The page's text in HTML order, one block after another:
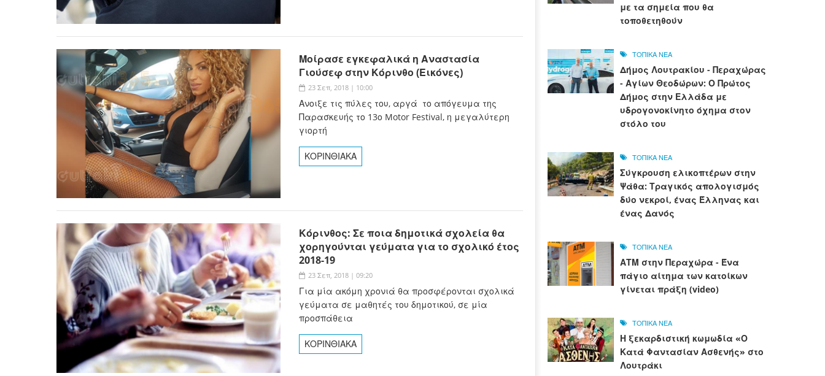
Μοίρασε εγκεφαλικά η Αναστασία
Γιούσεφ στην Κόρινθο (Εικόνες)
23 Σεπ, 2018 | 10:00
Ανοιξε τις πύλες του, αργά το απόγευμα της
Παρασκευής το 13ο Motor Festival, η μεγαλύτερη
γιορτή
ΚΟΡΙΝΘΙΑΚΑ
Κόρινθος: Σε ποια δημοτικά σχολεία θα
χορηγούνται γεύματα για το σχολικό έτος
2018-19
23 Σεπ, 2018 | 09:20
Για μία ακόμη χρονιά θα προσφέρονται σχολικά
γεύματα σε μαθητές του δημοτικού, σε μία
προσπάθεια
ΚΟΡΙΝΘΙΑΚΑ
με τα σημεία που θα
τοποθετηθούν
ΤΟΠΙΚΑ ΝΕΑ
Δήμος Λουτρακίου - Περαχώρας
- Αγίων Θεοδώρων: Ο Πρώτος
Δήμος στην Ελλάδα με
υδρογονοκίνητο όχημα στον
στόλο του
ΤΟΠΙΚΑ ΝΕΑ
Σύγκρουση ελικοπτέρων στην
Ψάθα: Τραγικός απολογισμός
δύο νεκροί, ένας Έλληνας και
ένας Δανός
ΤΟΠΙΚΑ ΝΕΑ
ΑΤΜ στην Περαχώρα - Ένα
πάγιο αίτημα των κατοίκων
γίνεται πράξη (video)
ΤΟΠΙΚΑ ΝΕΑ
Η ξεκαρδιστική κωμωδία «Ο
Κατά Φαντασίαν Ασθενής» στο
Λουτράκι